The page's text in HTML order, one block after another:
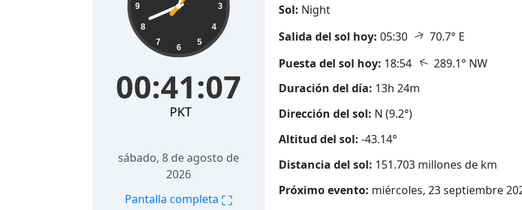
3
4
5
6
7
8
9
00:41:08
PKT
sábado, 8 de agosto de
2026
Pantalla completa ⛶
Sol: Night
Salida del sol hoy: 05:30 ↑ 70.7° E
Puesta del sol hoy: 18:54 ↑ 289.1° NW
Duración del día: 13h 24m
Dirección del sol: N (9.2°)
Altitud del sol: -43.14°
Distancia del sol: 151.703 millones de km
Próximo evento: miércoles, 23 septiembre